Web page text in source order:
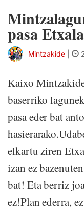
pasa
Mintzakide
Kaixo
baserriko
pasa eder bat
elkartu ziren
izan ez
bat! Eta berriz
ez!Plan ederra,